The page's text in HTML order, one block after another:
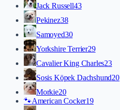
Jack Russell43
Pekinez38
Samoyed30
Yorkshire Terrier29
Cavalier King Charles23
Sosis Köpek Dachshund20
Morkie20
🐾American Cocker19